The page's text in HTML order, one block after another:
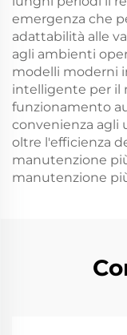
emergenza che
adattabilità alle
agli ambienti
modelli moderni
intelligente per il
funzionamento
convenienza agli
oltre l'efficienza
manutenzione
manutenzione